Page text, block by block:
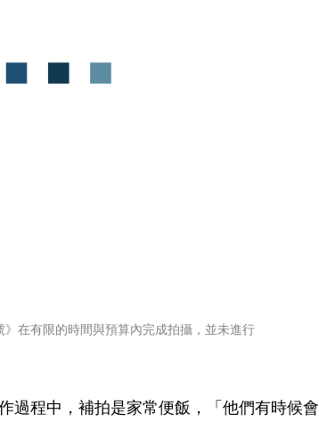
在有限的時間與預算內完成拍攝，並未進行
過程中，補拍是家常便飯，「他們有時候會